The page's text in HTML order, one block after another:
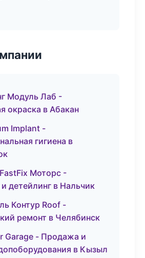
Модуль Лаб -
окраска в Абакан
Implant -
гигиена в
Моторс -
детейлинг в Нальчик
Контур Roof -
ремонт в Челябинск
Garage - Продажа и
в Кызыл